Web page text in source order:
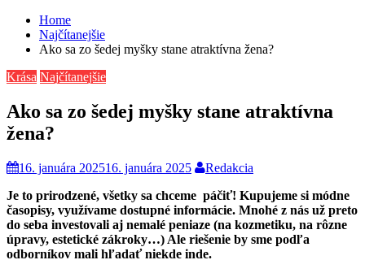
Home
Najčítanejšie
Ako sa zo šedej myšky stane atraktívna žena?
Krása Najčítanejšie
Ako sa zo šedej myšky stane atraktívna
žena?
16. januára 202516. januára 2025
Redakcia
Je to prirodzené, všetky sa chceme páčiť! Kupujeme si módne
časopisy, využívame dostupné informácie. Mnohé z nás už preto
do seba investovali aj nemalé peniaze (na kozmetiku, na rôzne
úpravy, estetické zákroky…) Ale riešenie by sme podľa
odborníkov mali hľadať niekde inde.